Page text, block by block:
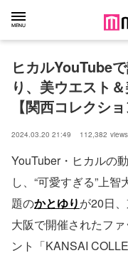
ヒカルYouTube
り、美ウエスト
【関西コレクシ
2024.03.20 21:49 112,382 views
YouTuber・ヒカルの
し、“可愛すぎる”上智
題のかとゆりが20日
⼤阪で開催されたフ
ント「KANSAI